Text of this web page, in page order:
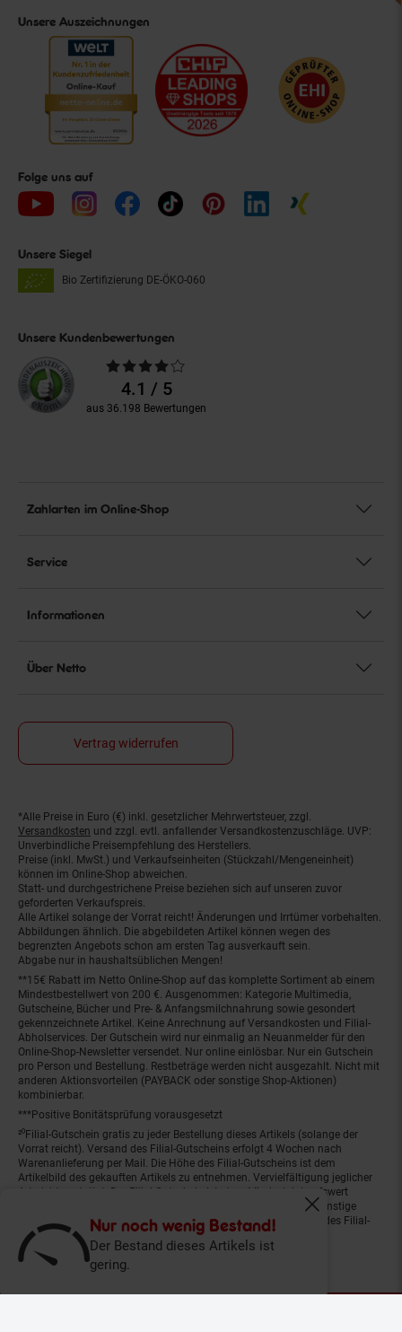
Nur noch wenig Bestand!
Der Bestand dieses Artikels ist
gering.
Fenster
Unsere Auszeichnungen
Folge uns auf
Unsere Siegel
Bio Zertifizierung DE-ÖKO-060
Unsere Kundenbewertungen
Durchschnittliche
Bewertungen4.1 / 5
aus 36.198 Bewertungen
Zahlarten im Online-Shop
Service
Informationen
Über Netto
Vertrag widerrufen
Fußnoten
*Alle Preise in Euro (€) inkl. gesetzlicher Mehrwertsteuer, zzgl.
Versandkosten und zzgl. evtl. anfallender Versandkostenzuschläge. UVP:
Unverbindliche Preisempfehlung des Herstellers.
Preise (inkl. MwSt.) und Verkaufseinheiten (Stückzahl/Mengeneinheit)
können im Online-Shop abweichen.
Statt- und durchgestrichene Preise beziehen sich auf unseren zuvor
geforderten Verkaufspreis.
Alle Artikel solange der Vorrat reicht! Änderungen und Irrtümer vorbehalten.
Abbildungen ähnlich. Die abgebildeten Artikel können wegen des
begrenzten Angebots schon am ersten Tag ausverkauft sein.
Abgabe nur in haushaltsüblichen Mengen!
**15€ Rabatt im Netto Online-Shop auf das komplette Sortiment ab einem
Mindestbestellwert von 200 €. Ausgenommen: Kategorie Multimedia,
Gutscheine, Bücher und Pre- & Anfangsmilchnahrung sowie gesondert
gekennzeichnete Artikel. Keine Anrechnung auf Versandkosten und Filial-
Abholservices. Der Gutschein wird nur einmalig an Neuanmelder für den
Online-Shop-Newsletter versendet. Nur online einlösbar. Nur ein Gutschein
pro Person und Bestellung. Restbeträge werden nicht ausgezahlt. Nicht mit
anderen Aktionsvorteilen (PAYBACK oder sonstige Shop-Aktionen)
kombinierbar.
***Positive Bonitätsprüfung vorausgesetzt
²⁰Filial-Gutschein gratis zu jeder Bestellung dieses Artikels (solange der
Vorrat reicht). Versand des Filial-Gutscheins erfolgt 4 Wochen nach
Warenanlieferung per Mail. Die Höhe des Filial-Gutscheins ist dem
Artikelbild des gekauften Artikels zu entnehmen. Vervielfältigung jeglicher
Art nicht gestattet. Der Filial-Gutschein ist ohne Mindesteinkaufswert
einlösbar. Nicht mit anderen Aktionsvorteilen (PAYBACK oder sonstige
Shop-Aktionen) kombinierbar. Der jeweilige Gültigkeitszeitraum des Filial-
Gutscheins ist darauf vermerkt.